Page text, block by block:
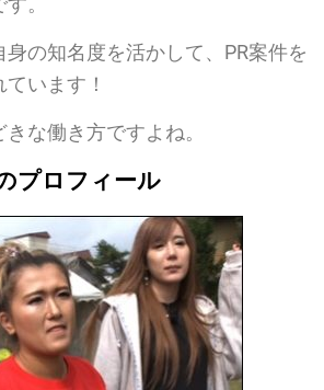
の知名度を活かして、PR案件を
います！
な働き方ですよね。
プロフィール